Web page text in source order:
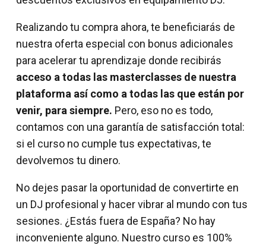
Realizando tu compra ahora, te beneficiarás de
nuestra oferta especial con bonus adicionales
para acelerar tu aprendizaje donde recibirás
acceso a todas las masterclasses de nuestra
plataforma así como a todas las que están por
venir, para siempre. Pero, eso no es todo,
contamos con una garantía de satisfacción total:
si el curso no cumple tus expectativas, te
devolvemos tu dinero.
No dejes pasar la oportunidad de convertirte en
un DJ profesional y hacer vibrar al mundo con tus
sesiones. ¿Estás fuera de España? No hay
inconveniente alguno. Nuestro curso es 100%